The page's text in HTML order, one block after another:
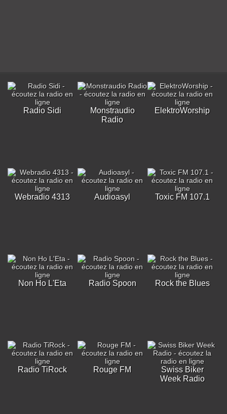
Radio Sidi
Monstraudio
Radio
ElektroWorship
Webradio 4313 Audioasyl Toxic FM 107.1
Non Ho L'Eta Radio Spoon Rock the Blues
Radio TiRock Rouge FM
Swiss Biker
Week Radio